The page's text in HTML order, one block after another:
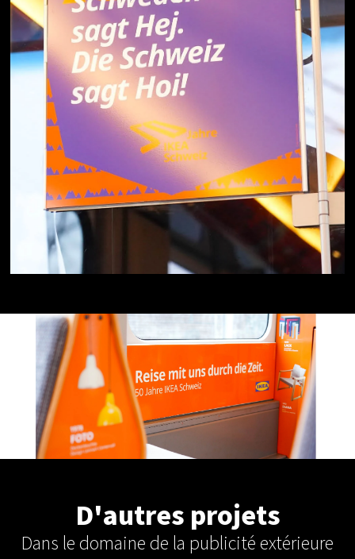
D'autres projets
Dans le domaine de la publicité extérieure